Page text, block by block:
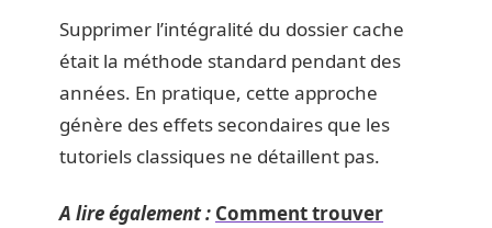
Supprimer l’intégralité du dossier cache
était la méthode standard pendant des
années. En pratique, cette approche
génère des effets secondaires que les
tutoriels classiques ne détaillent pas.
A lire également : Comment trouver